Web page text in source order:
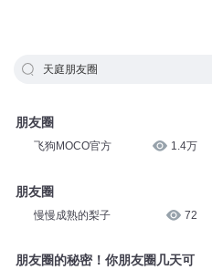
天庭朋友圈
朋友圈
飞狗MOCO官方 1.4万
朋友圈
慢慢成熟的梨子 72
朋友圈的秘密！你朋友圈几天可